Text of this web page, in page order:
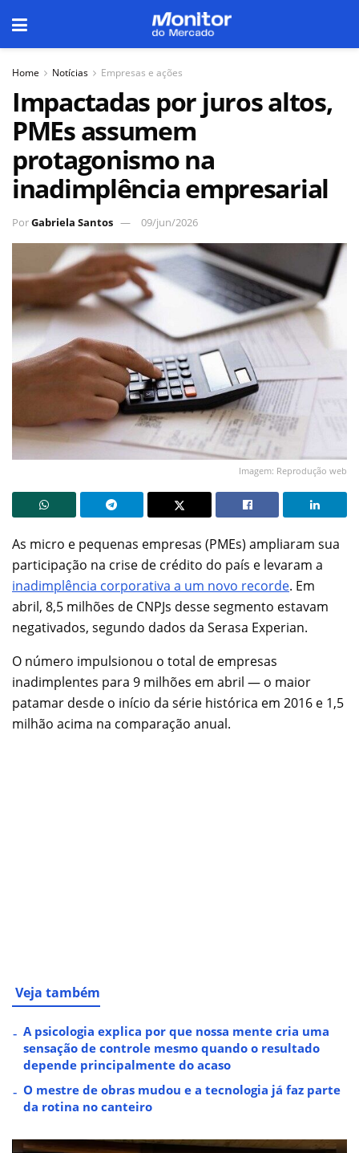
Home Notícias Empresas e ações
Impactadas por juros altos,
PMEs assumem
protagonismo na
inadimplência empresarial
PorGabriela Santos 09/jun/2026
Imagem: Reprodução web
As micro e pequenas empresas (PMEs) ampliaram sua
participação na crise de crédito do país e levaram a
inadimplência corporativa a um novo recorde. Em
abril, 8,5 milhões de CNPJs desse segmento estavam
negativados, segundo dados da Serasa Experian.
O número impulsionou o total de empresas
inadimplentes para 9 milhões em abril — o maior
patamar desde o início da série histórica em 2016 e 1,5
milhão acima na comparação anual.
Veja também
A psicologia explica por que nossa mente cria uma
sensação de controle mesmo quando o resultado
depende principalmente do acaso
O mestre de obras mudou e a tecnologia já faz parte
da rotina no canteiro